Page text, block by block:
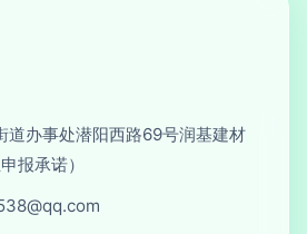
道办事处潜阳西路69号润基建材
报承诺）